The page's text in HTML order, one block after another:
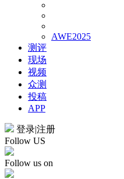
AWE2025
测评
现场
视频
众测
投稿
APP
登录|注册
Follow US
Follow us on